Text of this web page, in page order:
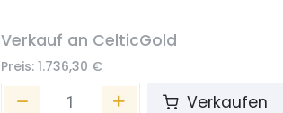
Verkauf an CelticGold
Preis: 1.736,30 €
Verkaufen